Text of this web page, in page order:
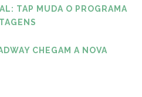
TAP MUDA O PROGRAMA
CHEGAM A NOVA